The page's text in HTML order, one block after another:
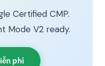
Certified CMP.
Mode V2 ready.
phí